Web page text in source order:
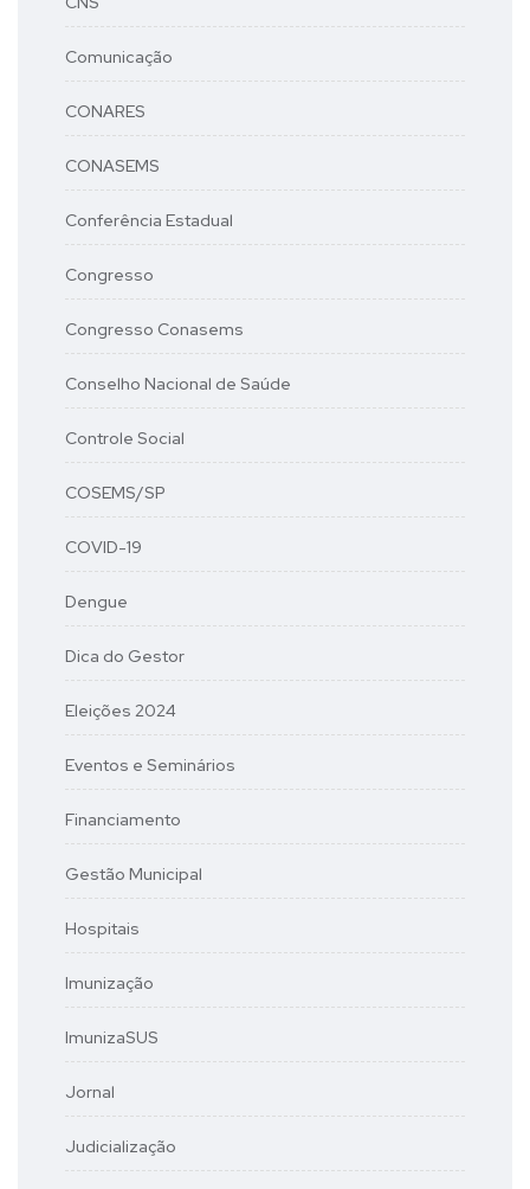
Comunicação
CONARES
CONASEMS
Conferência Estadual
Congresso
Congresso Conasems
Conselho Nacional de Saúde
Controle Social
COSEMS/SP
COVID-19
Dengue
Dica do Gestor
Eleições 2024
Eventos e Seminários
Financiamento
Gestão Municipal
Hospitais
Imunização
ImunizaSUS
Jornal
Judicialização